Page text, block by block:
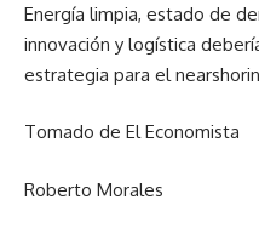
Energía limpia, estado de
innovación y logística
estrategia para el
Tomado de El Economista
Roberto Morales